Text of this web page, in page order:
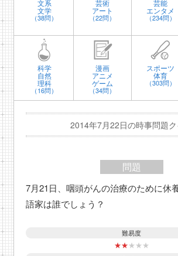
文系
文学
（38問）
芸術
アート
（22問）
芸能
エンタメ
（234問）
科学
自然
理科
（16問）
漫画
アニメ
ゲーム
（34問）
スポーツ
体育
（303問）
2014年7月22日の時事問題
問題
7月21日、咽頭がんの治療のために休
語家は誰でしょう？
難易度
★★★ ★ ★